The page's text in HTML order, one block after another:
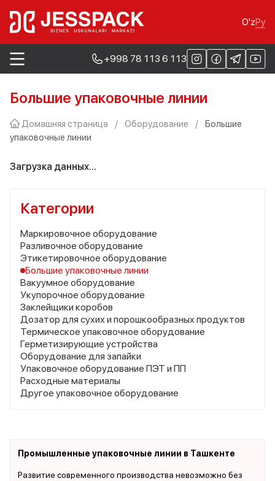
O'zРу
+998 78 113 6 113
Большие упаковочные линии
Домашняя страница / Оборудование /
Большие
упаковочные линии
Загрузка данных...
Категории
Маркировочное оборудование
Разливочное оборудование
Этикетировочное оборудование
Большие упаковочные линии
Вакуумное оборудование
Укупорочное оборудование
Заклейщики коробов
Дозатор для сухих и порошкообразных продуктов
Термическое упаковочное оборудование
Герметизирующие устройства
Оборудование для запайки
Упаковочное оборудование ПЭТ и ПП
Расходные материалы
Другое упаковочное оборудование
Промышленные упаковочные линии в Ташкенте
Развитие современного производства невозможно без